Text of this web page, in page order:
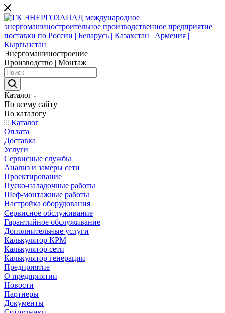
Энергомашиностроение
Производство | Монтаж
Каталог
По всему сайту
По каталогу
Каталог
Оплата
Доставка
Услуги
Сервисные службы
Анализ и замеры сети
Проектирование
Пуско-наладочные работы
Шеф-монтажные работы
Настройка оборудования
Сервисное обслуживание
Гарантийное обслуживание
Дополнительные услуги
Калькулятор КРМ
Калькулятор сети
Калькулятор генерации
Предприятие
О предприятии
Новости
Партнеры
Документы